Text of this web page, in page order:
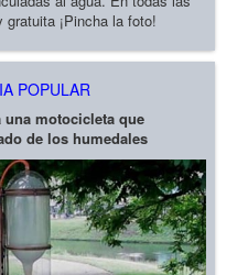
¡Pincha la foto!
POPULAR
motocicleta que
de los humedales